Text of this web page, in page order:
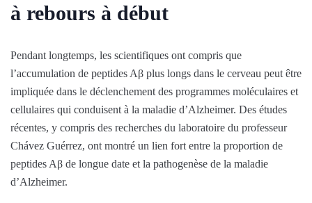
à rebours à début
Pendant longtemps, les scientifiques ont compris que
l’accumulation de peptides Aβ plus longs dans le cerveau peut être
impliquée dans le déclenchement des programmes moléculaires et
cellulaires qui conduisent à la maladie d’Alzheimer. Des études
récentes, y compris des recherches du laboratoire du professeur
Chávez Guérrez, ont montré un lien fort entre la proportion de
peptides Aβ de longue date et la pathogenèse de la maladie
d’Alzheimer.